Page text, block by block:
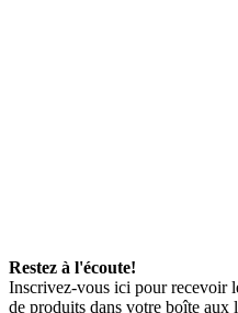
Restez à l'écoute!
Inscrivez-vous ici pour recevoir
de produits dans votre boîte aux